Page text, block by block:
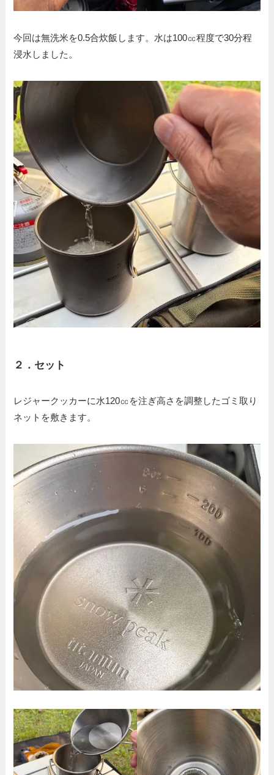
今回は無洗米を0.5合炊飯します。水は100㏄程度で30分程
浸水しました。
２． セット
レジャークッカーに水120㏄を注ぎ高さを調整したゴミ取り
ネットを敷きます。